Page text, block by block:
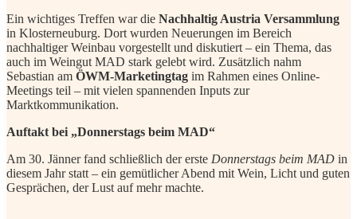
Ein wichtiges Treffen war die Nachhaltig Austria Versammlung
in Klosterneuburg. Dort wurden Neuerungen im Bereich
nachhaltiger Weinbau vorgestellt und diskutiert – ein Thema, das
auch im Weingut MAD stark gelebt wird. Zusätzlich nahm
Sebastian am ÖWM-Marketingtag im Rahmen eines Online-
Meetings teil – mit vielen spannenden Inputs zur
Marktkommunikation.
Auftakt bei „Donnerstags beim MAD“
Am 30. Jänner fand schließlich der erste Donnerstags beim MAD in
diesem Jahr statt – ein gemütlicher Abend mit Wein, Licht und guten
Gesprächen, der Lust auf mehr machte.